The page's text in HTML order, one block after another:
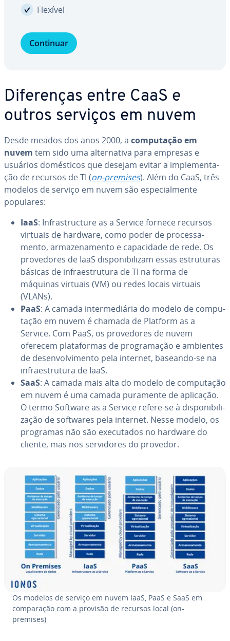
Flexível
Continuar
Di­fe­ren­ças entre CaaS e
outros serviços em nuvem
Desde meados dos anos 2000, a com­pu­ta­ção em
nuvem tem sido uma al­ter­na­tiva para empresas e
usuários do­més­ti­cos que desejam evitar a im­ple­men­ta­
ção de recursos de TI (on-premises). Além do CaaS, três
modelos de serviço em nuvem são es­pe­ci­al­mente
populares:
IaaS: In­fras­truc­ture as a Service fornece recursos
virtuais de hardware, como poder de pro­ces­sa­
mento, ar­ma­ze­na­mento e ca­pa­ci­dade de rede. Os
pro­ve­do­res de IaaS dis­po­ni­bi­li­zam essas es­tru­tu­ras
básicas de in­fra­es­tru­tura de TI na forma de
máquinas virtuais (VM) ou redes locais virtuais
(VLANs).
PaaS: A camada in­ter­me­diá­ria do modelo de com­pu­
ta­ção em nuvem é chamada de Platform as a
Service. Com PaaS, os pro­ve­do­res de nuvem
oferecem pla­ta­for­mas de pro­gra­ma­ção e ambientes
de de­sen­vol­vi­mento pela internet, baseando-se na
in­fra­es­tru­tura de IaaS.
SaaS: A camada mais alta do modelo de com­pu­ta­ção
em nuvem é uma camada puramente de aplicação.
O termo Software as a Service refere-se à dis­po­ni­bi­li­
za­ção de softwares pela internet. Nesse modelo, os
programas não são exe­cu­ta­dos no hardware do
cliente, mas nos ser­vi­do­res do provedor.
Os modelos de serviço em nuvem IaaS, PaaS e SaaS em
com­pa­ra­ção com a provisão de recursos local (on-
premises)